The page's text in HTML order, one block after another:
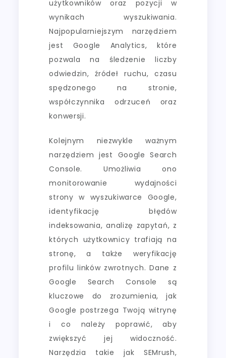
użytkowników oraz pozycji w
wynikach wyszukiwania.
Najpopularniejszym narzędziem
jest Google Analytics, które
pozwala na śledzenie liczby
odwiedzin, źródeł ruchu, czasu
spędzonego na stronie,
współczynnika odrzuceń oraz
konwersji.
Kolejnym niezwykle ważnym
narzędziem jest Google Search
Console. Umożliwia ono
monitorowanie wydajności
strony w wyszukiwarce Google,
identyfikację błędów
indeksowania, analizę zapytań, z
których użytkownicy trafiają na
stronę, a także weryfikację
profilu linków zwrotnych. Dane z
Google Search Console są
kluczowe do zrozumienia, jak
Google postrzega Twoją witrynę
i co należy poprawić, aby
zwiększyć jej widoczność.
Narzędzia takie jak SEMrush,